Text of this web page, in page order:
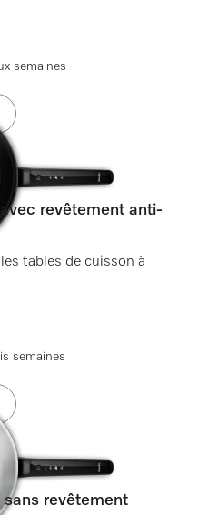
semaines
revêtement anti-
tables de cuisson à
semaines
sans revêtement